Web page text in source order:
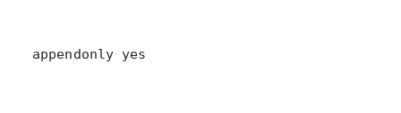
appendonly yes